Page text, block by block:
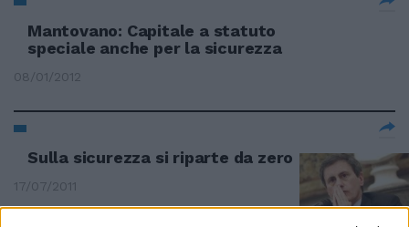
Mantovano: Capitale a statuto
speciale anche per la sicurezza
08/01/2012
Sulla sicurezza si riparte da zero
17/07/2011